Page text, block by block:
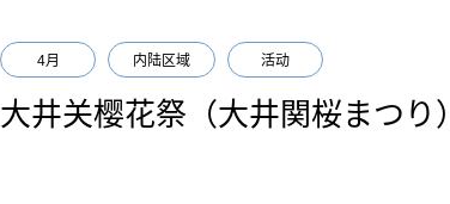
4月 内陆区域 活动
大井关樱花祭（大井関桜まつり）